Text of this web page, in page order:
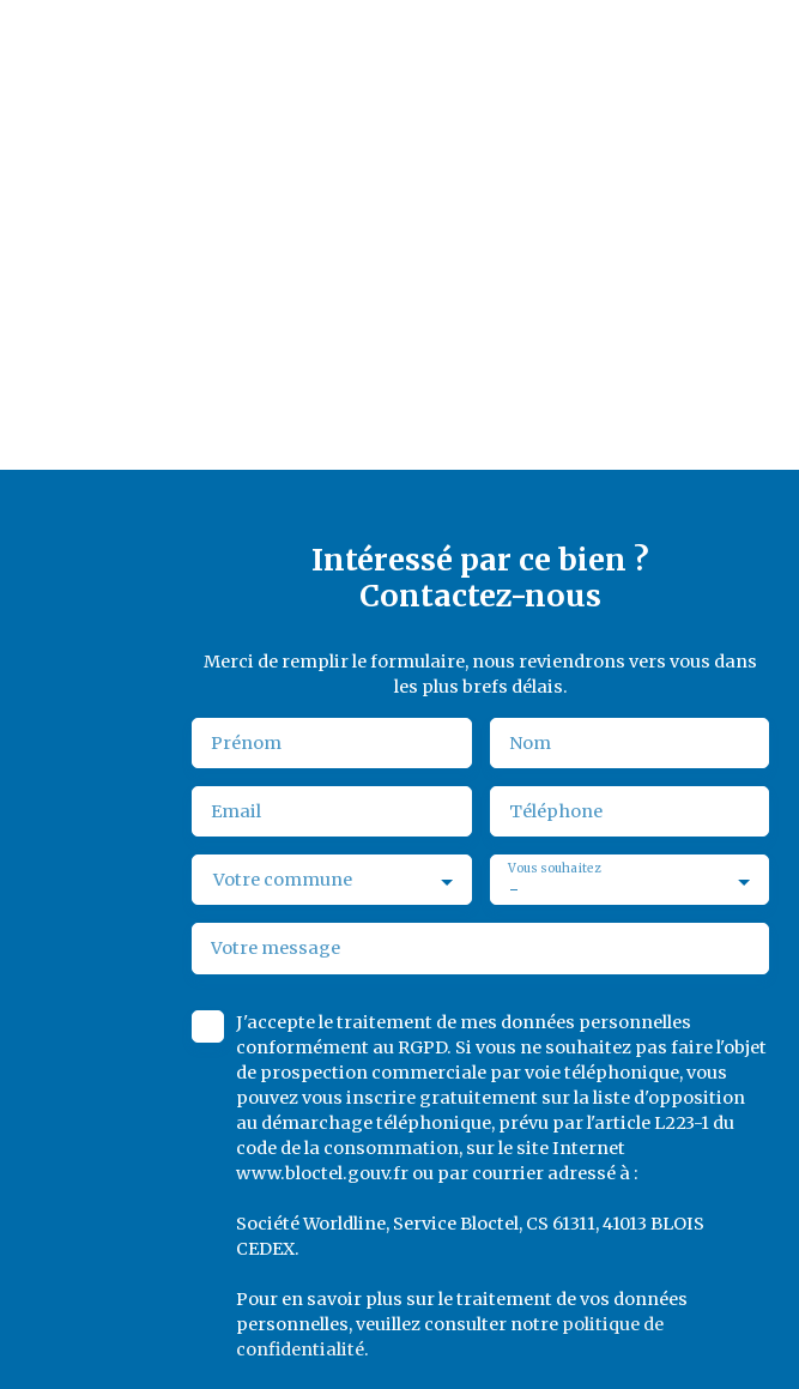
Intéressé par ce bien ?
Contactez-nous
Merci de remplir le formulaire, nous reviendrons vers vous dans
les plus brefs délais.
Prénom Nom
Email Téléphone
Votre commune -
Vous souhaitez
Votre message
J'accepte le traitement de mes données personnelles
conformément au RGPD. Si vous ne souhaitez pas faire l'objet
de prospection commerciale par voie téléphonique, vous
pouvez vous inscrire gratuitement sur la liste d'opposition
au démarchage téléphonique, prévu par l'article L223-1 du
code de la consommation, sur le site Internet
www.bloctel.gouv.fr ou par courrier adressé à :
Société Worldline, Service Bloctel, CS 61311, 41013 BLOIS
CEDEX.
Pour en savoir plus sur le traitement de vos données
personnelles, veuillez consulter notre politique de
confidentialité.